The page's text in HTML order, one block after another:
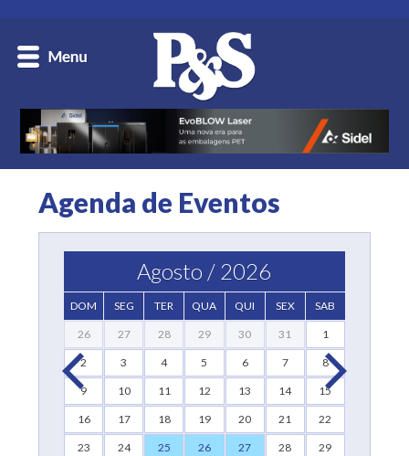
Agenda de Eventos
Agosto / 2026
DOM SEG TER QUA QUI SEX SAB
26 27 28 29 30 31 1
2 3 4 5 6 7 8
9 10 11 12 13 14 15
16 17 18 19 20 21 22
23 24 25 26 27 28 29